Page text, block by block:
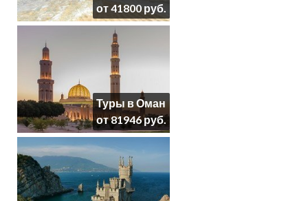
от 41800 руб.
Туры в Оман
от 81946 руб.